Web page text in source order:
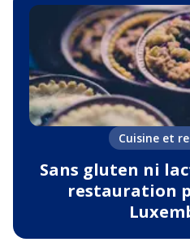
Cuisine et
Sans gluten ni
restauration